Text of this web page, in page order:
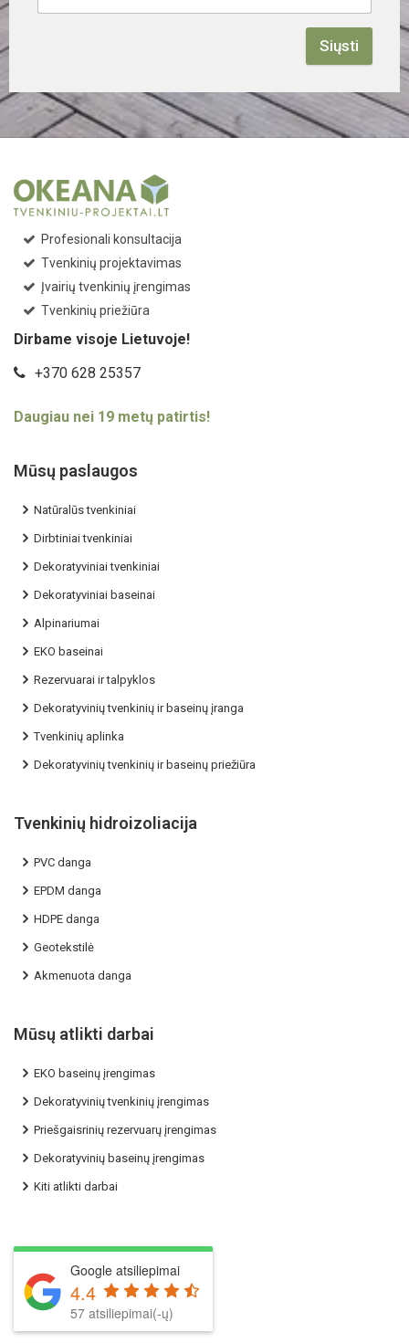
Siųsti
Profesionali konsultacija
Tvenkinių projektavimas
Įvairių tvenkinių įrengimas
Tvenkinių priežiūra
Dirbame visoje Lietuvoje!
+370 628 25357
Daugiau nei 19 metų patirtis!
Mūsų paslaugos
Natūralūs tvenkiniai
Dirbtiniai tvenkiniai
Dekoratyviniai tvenkiniai
Dekoratyviniai baseinai
Alpinariumai
EKO baseinai
Rezervuarai ir talpyklos
Dekoratyvinių tvenkinių ir baseinų įranga
Tvenkinių aplinka
Dekoratyvinių tvenkinių ir baseinų priežiūra
Tvenkinių hidroizoliacija
PVC danga
EPDM danga
HDPE danga
Geotekstilė
Akmenuota danga
Mūsų atlikti darbai
EKO baseinų įrengimas
Dekoratyvinių tvenkinių įrengimas
Priešgaisrinių rezervuarų įrengimas
Dekoratyvinių baseinų įrengimas
Kiti atlikti darbai
Google atsiliepimai
4.4
57 atsiliepimai(-ų)